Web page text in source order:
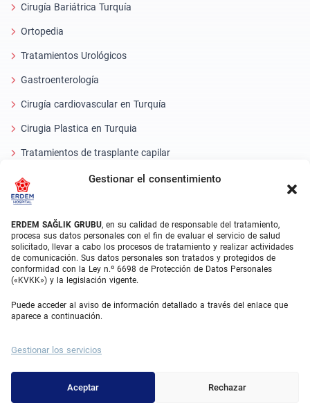
Gestionar el consentimiento
ERDEM SAĞLIK GRUBU, en su calidad de responsable del tratamiento,
procesa sus datos personales con el fin de evaluar el servicio de salud
solicitado, llevar a cabo los procesos de tratamiento y realizar actividades
de comunicación. Sus datos personales son tratados y protegidos de
conformidad con la Ley n.º 6698 de Protección de Datos Personales
(«KVKK») y la legislación vigente.
Puede acceder al aviso de información detallado a través del enlace que
aparece a continuación.
Gestionar los servicios
Aceptar Rechazar
Cirugía Bariátrica Turquía
Ortopedia
Tratamientos Urológicos
Gastroenterología
Cirugía cardiovascular en Turquía
Cirugia Plastica en Turquia
Tratamientos de trasplante capilar
Tratamientos Dentales Turquía
Láser Ocular
About Erdem
Quiénes somos
Unidades Médicas
Equipo médico